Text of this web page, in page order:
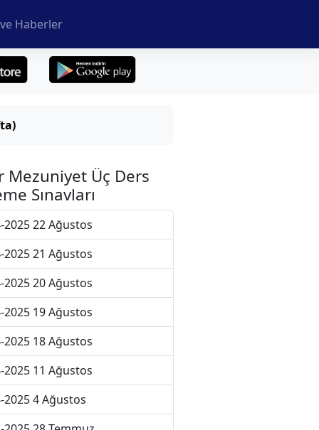
Haberler
Mezuniyet Üç Ders
Sınavları
2025 22 Ağustos
2025 21 Ağustos
2025 20 Ağustos
2025 19 Ağustos
2025 18 Ağustos
2025 11 Ağustos
2025 4 Ağustos